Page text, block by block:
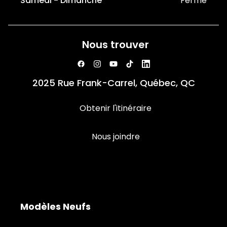
Nous trouver
2025 Rue Frank-Carrel, Québec, QC
Obtenir l'itinéraire
Nous joindre
Modèles Neufs